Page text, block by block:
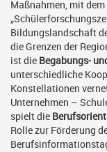
Maßnahmen, mit
Bildungslandschaft
die Grenzen der
ist die Begabungs-
unterschiedliche
Konstellationen
Unternehmen –
spielt die
Rolle zur Förderung